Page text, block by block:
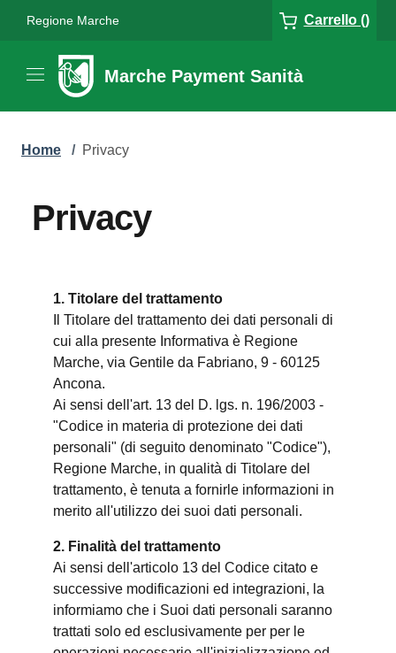
Regione Marche Carrello ()
Marche Payment Sanità
Home / Privacy
Privacy
1. Titolare del trattamento
Il Titolare del trattamento dei dati personali di
cui alla presente Informativa è Regione
Marche, via Gentile da Fabriano, 9 - 60125
Ancona.
Ai sensi dell'art. 13 del D. lgs. n. 196/2003 -
"Codice in materia di protezione dei dati
personali" (di seguito denominato "Codice"),
Regione Marche, in qualità di Titolare del
trattamento, è tenuta a fornirle informazioni in
merito all'utilizzo dei suoi dati personali.
2. Finalità del trattamento
Ai sensi dell'articolo 13 del Codice citato e
successive modificazioni ed integrazioni, la
informiamo che i Suoi dati personali saranno
trattati solo ed esclusivamente per per le